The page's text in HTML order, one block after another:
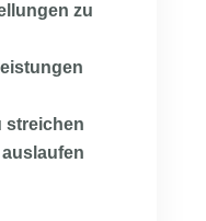
zu
streichen